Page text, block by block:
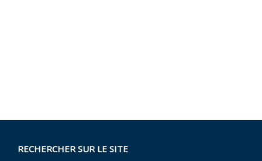
RECHERCHER SUR LE SITE